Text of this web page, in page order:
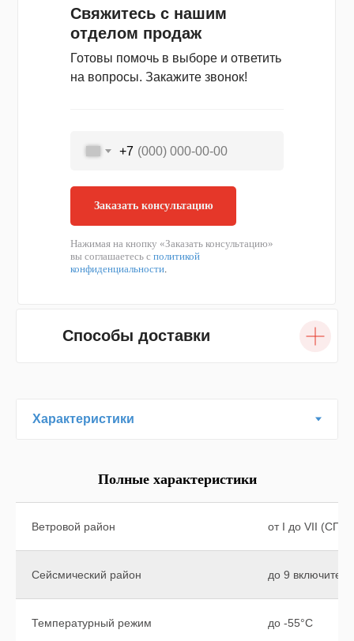
+7
Заказать консультацию
Нажимая на кнопку «Заказать консультацию»
вы соглашаетесь с политикой
конфиденциальности.
Свяжитесь с нашим
отделом продаж
Готовы помочь в выборе и ответить
на вопросы. Закажите звонок!
Способы доставки
Полные характеристики
Ветровой район от I до VII
Сейсмический район до 9
Температурный режим до -55°C